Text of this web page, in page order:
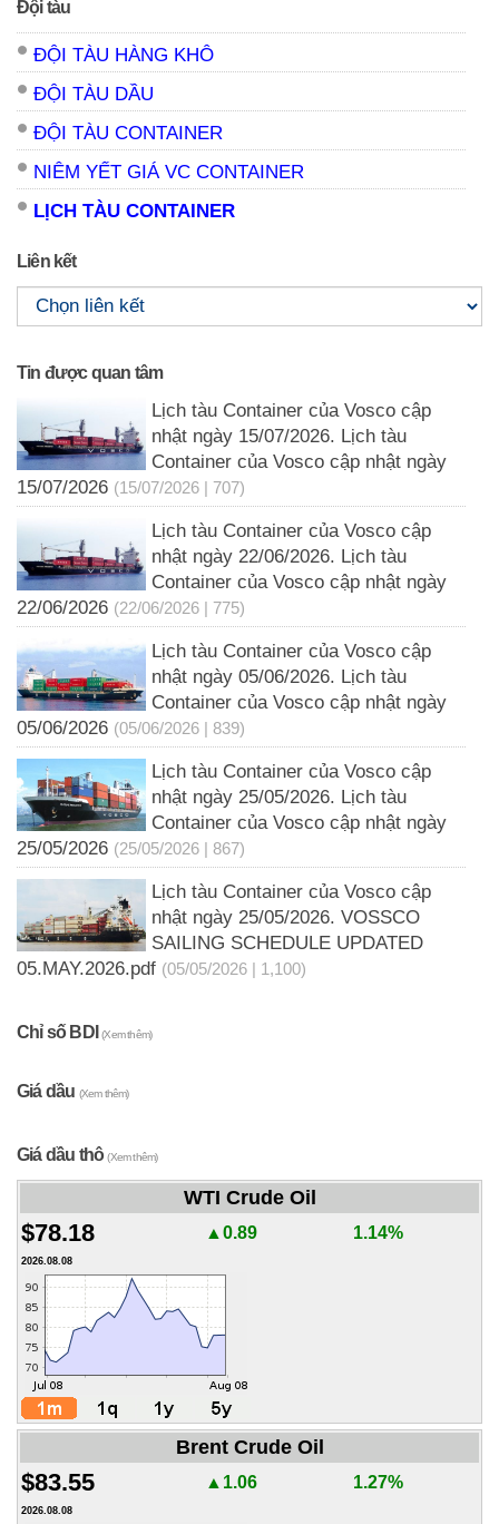
Đội tàu
ĐỘI TÀU HÀNG KHÔ
ĐỘI TÀU DẦU
ĐỘI TÀU CONTAINER
NIÊM YẾT GIÁ VC CONTAINER
LỊCH TÀU CONTAINER
Liên kết
Tin được quan tâm
Lịch tàu Container của Vosco cập
nhật ngày 15/07/2026. Lịch tàu
Container của Vosco cập nhật ngày
15/07/2026 (15/07/2026 | 707)
Lịch tàu Container của Vosco cập
nhật ngày 22/06/2026. Lịch tàu
Container của Vosco cập nhật ngày
22/06/2026 (22/06/2026 | 775)
Lịch tàu Container của Vosco cập
nhật ngày 05/06/2026. Lịch tàu
Container của Vosco cập nhật ngày
05/06/2026 (05/06/2026 | 839)
Lịch tàu Container của Vosco cập
nhật ngày 25/05/2026. Lịch tàu
Container của Vosco cập nhật ngày
25/05/2026 (25/05/2026 | 867)
Lịch tàu Container của Vosco cập
nhật ngày 25/05/2026. VOSSCO
SAILING SCHEDULE UPDATED
05.MAY.2026.pdf (05/05/2026 | 1,100)
Chỉ số BDI(Xem thêm)
Giá dầu (Xem thêm)
Giá dầu thô(Xem thêm)
WTI Crude Oil
$78.18 ▲0.89 1.14%
2026.08.08
Brent Crude Oil
$83.55 ▲1.06 1.27%
2026.08.08